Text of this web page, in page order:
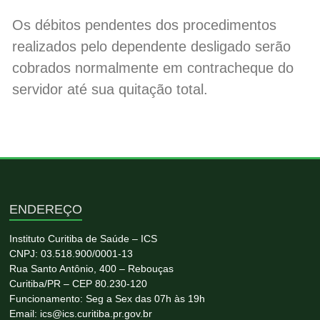
Os débitos pendentes dos procedimentos
realizados pelo dependente desligado serão
cobrados normalmente em contracheque do
servidor até sua quitação total.
ENDEREÇO
Instituto Curitiba de Saúde – ICS
CNPJ: 03.518.900/0001-13
Rua Santo Antônio, 400 – Rebouças
Curitiba/PR – CEP 80.230-120
Funcionamento: Seg a Sex das 07h às 19h
Email: ics@ics.curitiba.pr.gov.br